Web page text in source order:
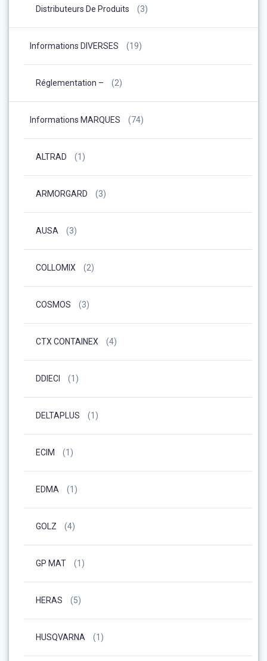
Distributeurs De Produits (3)
Informations DIVERSES (19)
Réglementation – (2)
Informations MARQUES (74)
ALTRAD (1)
ARMORGARD (3)
AUSA (3)
COLLOMIX (2)
COSMOS (3)
CTX CONTAINEX (4)
DDIECI (1)
DELTAPLUS (1)
ECIM (1)
EDMA (1)
GOLZ (4)
GP MAT (1)
HERAS (5)
HUSQVARNA (1)